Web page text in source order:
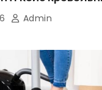
Admin